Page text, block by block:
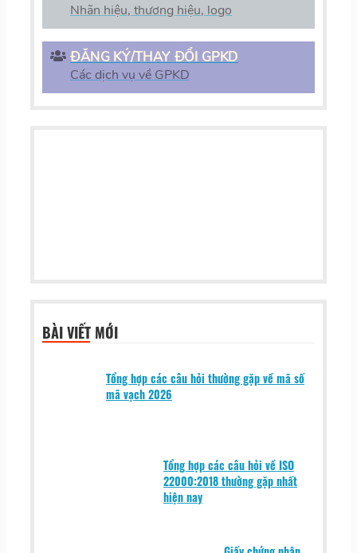
Nhãn hiệu, thương hiệu, logo
ĐĂNG KÝ/THAY ĐỔI GPKD
Các dịch vụ về GPKD
BÀI VIẾT MỚI
Tổng hợp các câu hỏi thường gặp về mã số
mã vạch 2026
Tổng hợp các câu hỏi về ISO
22000:2018 thường gặp nhất
hiện nay